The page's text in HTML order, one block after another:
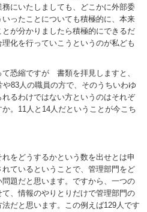
にいたしましても、どこかに外部委
ったことについても積極的に、本来
が分かりましたら積極的にできるだ
化を行っていこうというのが私ども
恐縮ですが 書類を拝見しますと、
83人の職員の方で、そのうちいわゆ
るわけではない方というのはそれぞ
。11人と14人だということが今こち
をどうするかという数を出せとは申
ているということで、管理部門をど
題だと思います。ですから、一つの
、情報のやりとりだけで管理部門の
だと思います。この例えば129人です